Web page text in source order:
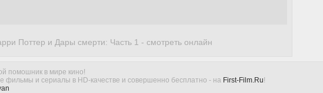
Поттер и Дары смерти: Часть 1 - смотреть онлайн
помошник в мире кино!
фильмы и сериалы в HD-качестве и совершенно бесплатно - на First-Film.Ru!